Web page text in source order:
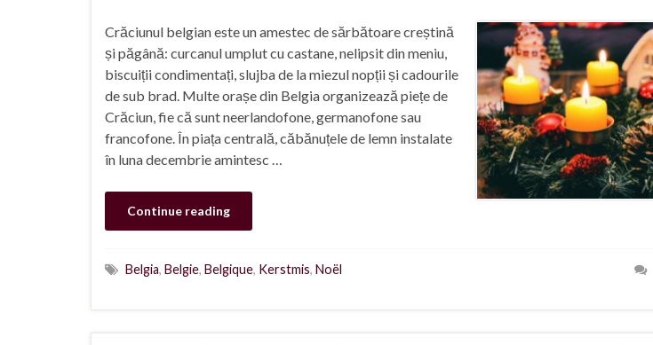
Crăciunul belgian este un amestec de sărbătoare creștină
și păgână: curcanul umplut cu castane, nelipsit din meniu,
biscuiții condimentați, slujba de la miezul nopții și cadourile
de sub brad. Multe orașe din Belgia organizează piețe de
Crăciun, fie că sunt neerlandofone, germanofone sau
francofone. În piața centrală, căbănuțele de lemn instalate
în luna decembrie amintesc …
Continue reading
Belgia, Belgie, Belgique, Kerstmis, Noël